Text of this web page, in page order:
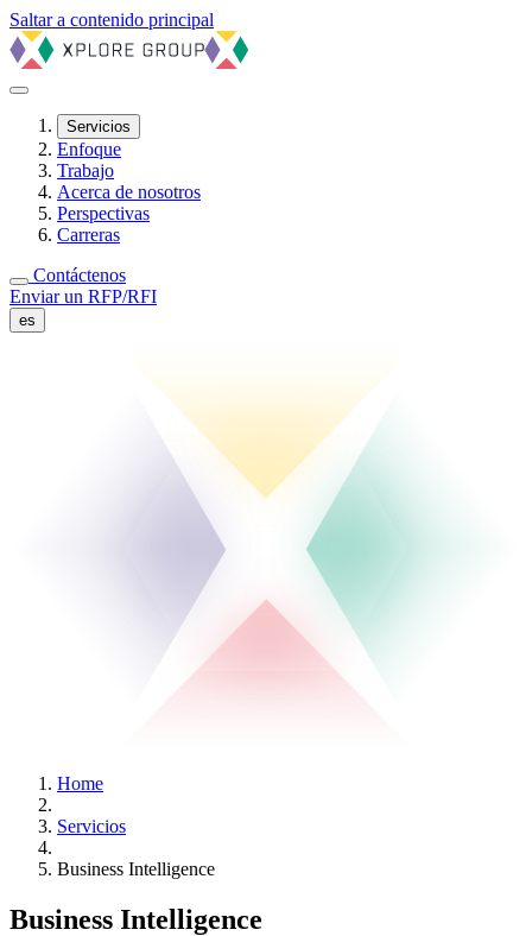
Saltar a contenido principal
Servicios
Enfoque
Trabajo
Acerca de nosotros
Perspectivas
Carreras
Contáctenos
Enviar un RFP/RFI
es
Home
Servicios
Business Intelligence
Business Intelligence